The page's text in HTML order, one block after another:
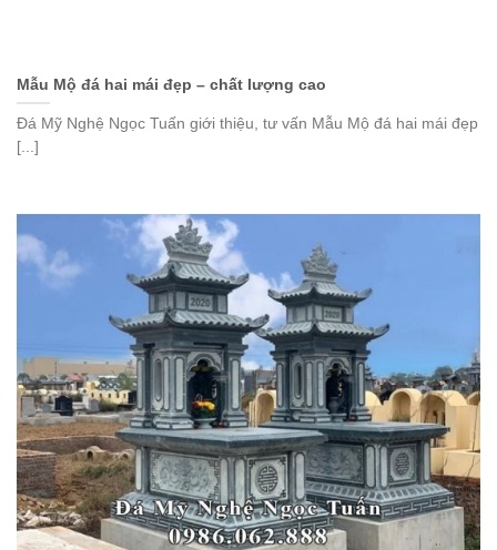
Mẫu Mộ đá hai mái đẹp – chất lượng cao
Đá Mỹ Nghệ Ngọc Tuấn giới thiệu, tư vấn Mẫu Mộ đá hai mái đẹp
[...]